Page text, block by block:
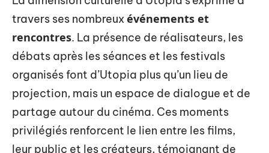
travers ses nombreux événements et
rencontres. La présence de réalisateurs, les
débats après les séances et les festivals
organisés font d’Utopia plus qu’un lieu de
projection, mais un espace de dialogue et de
partage autour du cinéma. Ces moments
privilégiés renforcent le lien entre les films,
leur public et les créateurs, témoignant de